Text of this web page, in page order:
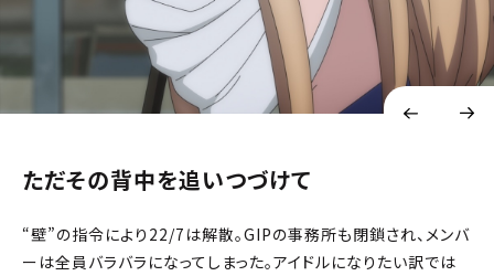
ただその背中を追いつづけて
“壁”の指令により22/7は解散。GIPの事務所も閉鎖され、メンバ
ーは全員バラバラになってしまった。アイドルになりたい訳では